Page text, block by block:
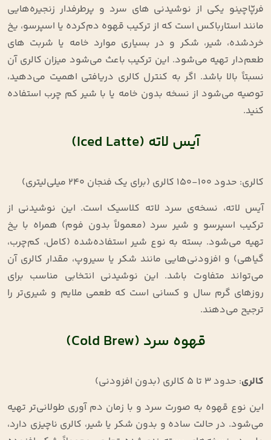
فرپّاچینو یکی از نوشیدنی‌ های سرد و پرطرفدار زنجیره‌هایی
مانند استارباکس است که از ترکیب قهوه دم‌کرده یا اسپرسو، یخ
خردشده، شیر، شکر و در بسیاری موارد خامه یا شربت‌ های
طعم‌دار تهیه می‌شود. این ترکیب باعث می‌شود میزان کالری آن
نسبتاً بالا باشد. اگر به کنترل کالری دریافتی اهمیت می‌دهید،
توصیه می‌شود از نسخه بدون خامه یا با شیر کم‌ چرب استفاده
کنید.
آیس لاته (Iced Latte)
کالری: حدود ۱۰۰-۱۵۰ کالری (برای یک فنجان ۲۴۰ میلی‌لیتری)
آیس لاته، نسخه‌ی سرد لاته کلاسیک است. این نوشیدنی از
ترکیب اسپرسو و شیر سرد (معمولاً بدون فوم) همراه با یخ
تهیه می‌شود. بسته به نوع شیر استفاده‌شده (کامل، کم‌چرب،
گیاهی) و افزودنی‌هایی مانند شکر یا سیروپ، مقدار کالری آن
می‌تواند متفاوت باشد. این نوشیدنی انتخابی مناسب برای
روزهای گرم سال و کسانی است که طعمی ملایم و شیری‌تر را
ترجیح می‌دهند.
قهوه سرد (Cold Brew)
کالری: حدود 3 تا 5 کالری (بدون افزودنی)
این نوع قهوه به‌ صورت سرد و با زمان دم‌ آوری طولانی‌تر تهیه
می‌شود. در حالت ساده و بدون شکر یا شیر، کالری ناچیزی دارد،